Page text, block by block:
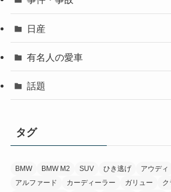
日産
有名人の愛車
話題
タグ
BMW BMW M2 SUV ひき逃げ アウディ
アルファード
カーディーラー ガリュー
ク